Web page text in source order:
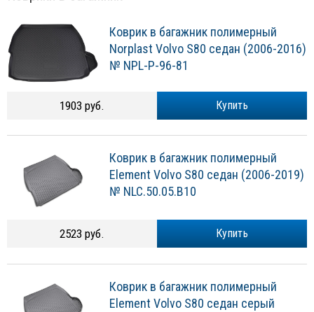
Коврик в багажник полимерный
Norplast Volvo S80 седан (2006-2016)
№ NPL-P-96-81
Купить
1903 руб.
Коврик в багажник полимерный
Element Volvo S80 седан (2006-2019)
№ NLC.50.05.B10
Купить
2523 руб.
Коврик в багажник полимерный
Element Volvo S80 седан серый